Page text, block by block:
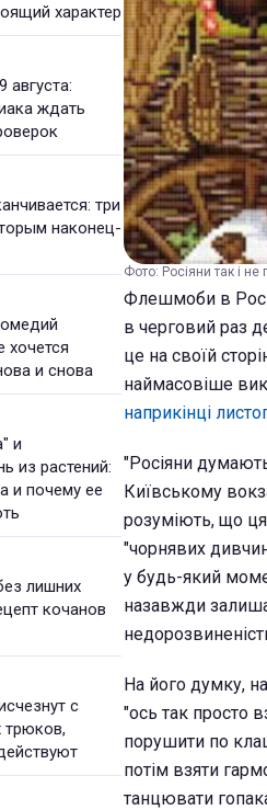
характер
августа:
ждать
три
наконец-
хочется
и снова
и
из растений:
и почему ее
лишних
кочанов
с
трюков,
Фото: Росіяни так і
Флешмоби в
в черговий раз
це на своїй
наймасовіше
наприкінці
"Росіяни
Київському
розуміють, що ця
"чорнявих
у будь-який
назавжди
На його думку,
"ось так просто
порушити по
потім взяти
танцювати